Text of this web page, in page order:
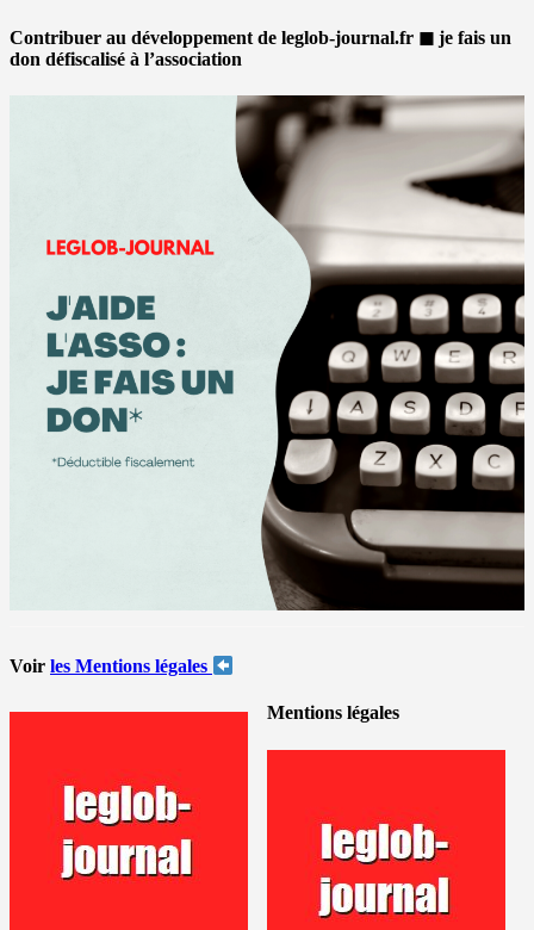
Contribuer au développement de leglob-journal.fr ◼ je fais un
don défiscalisé à l’association
Voir les Mentions légales
Mentions légales